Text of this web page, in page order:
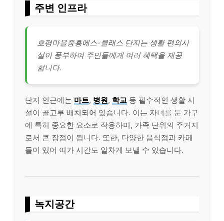
주변 인프라
호평마을중흥에스-클래스 단지는 생활 편의시
설이 풍부하여 주민들에게 여러 혜택을 제공
합니다.
단지 인근에는 마트, 병원, 학교 등 필수적인 생활 시
설이 골고루 배치되어 있습니다. 이는 자녀를 둔 가구
에 특히 중요한 요소로 작용하며, 가족 단위의 주거지
로서 큰 장점이 됩니다. 또한, 다양한 음식점과 카페
들이 있어 여가 시간도 알차게 보낼 수 있습니다.
녹지공간